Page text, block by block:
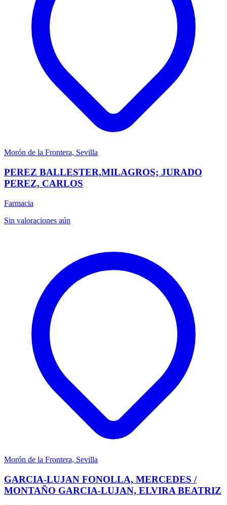
Morón de la Frontera, Sevilla
PEREZ BALLESTER,MILAGROS; JURADO
PEREZ, CARLOS
Farmacia
Sin valoraciones aún
Morón de la Frontera, Sevilla
GARCIA-LUJAN FONOLLA, MERCEDES /
MONTAÑO GARCIA-LUJAN, ELVIRA BEATRIZ